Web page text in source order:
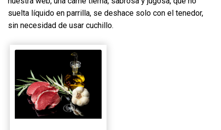
Blog
Contacto
0 productos
suelta líquido en parrilla, se deshace solo con el tenedor,
sin necesidad de usar cuchillo.